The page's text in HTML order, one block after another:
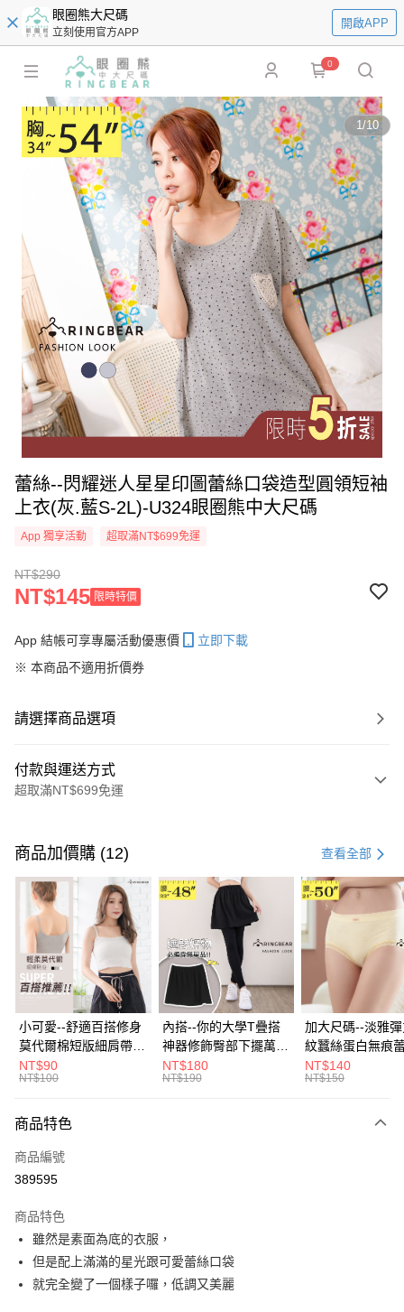
眼圈熊大尺碼
立刻使用官方APP
開啟APP
0
1/10
蕾絲--閃耀迷人星星印圖蕾絲口袋造型圓領短袖
上衣(灰.藍S-2L)-U324眼圈熊中大尺碼
App 獨享活動 超取滿NT$699免運
NT$290
NT$145 限時特價
App 結帳可享專屬活動優惠價
立即下載
※ 本商品不適用折價券
請選擇商品選項
付款與運送方式
超取滿NT$699免運
信用卡一次付款
超商取貨付款
LINE Pay
Apple Pay
街口支付
悠遊付
Google Pay
全盈+PAY
大哥付你分期
【大哥付你分期使用說明】
1.本服務由台灣大哥大提供，台灣大哥大用戶可立即使用無須另外申請。
流程，驗證手機門號後，選擇欲分期的期數、繳款截止日，確認付款後即完
成交易。
3.實際核准額度、可分期數及費用金額請依後續交易確認頁面所載為準。
4.訂單成立30分鐘內，如未前往確認交易或遇審核未通過，訂單將自動取
法說明評估內容。
AFTEE先享後付
【關於「AFTEE先享後付」】
AFTEE先享後付是「在收到商品之後才付款」的支付方式。 讓您購物簡單
便利好安心！
１．簡單：不需註冊會員、不需綁卡、不需儲值。
２．便利：只要手機號碼，簡訊認證，即可結帳。
ATM付款
商品加價購 (12) 查看全部
小可愛--舒適百搭修身
莫代爾棉短版細肩帶素
色背心(白.黑.灰L-2L)-
U582眼圈熊中大尺碼
NT$90
NT$100
內搭--你的大學T疊搭
神器修飾臀部下擺萬用
內搭裙/遮臀裙(黑2L-
6L)-Q155眼圈熊中大
NT$180
NT$190
加大尺碼--淡雅
紋蠶絲蛋白無痕
角內褲(白.粉.藍.
3L)-L28眼圈熊中
NT$140
NT$150
商品特色
商品編號
389595
商品特色
雖然是素面為底的衣服，
但是配上滿滿的星光跟可愛蕾絲口袋
就完全變了一個樣子囉，低調又美麗